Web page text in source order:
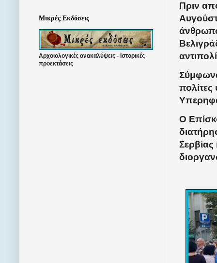
Πριν
Ο
Μικρές Εκδόσεις
Αρχαιολογικές ανακαλύψεις - Ιστορικές
προεκτάσεις